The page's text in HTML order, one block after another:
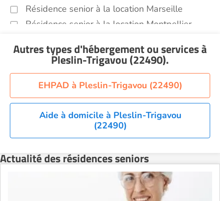
Résidence senior à la location Marseille
Résidence senior à la location Montpellier
Résidence senior à la location Nantes
Résidence senior à la location Nîmes
Résidence senior à la location Orléans
Résidence senior à la location Perpignan
Résidence senior à la location Reims
Résidence senior à la location Rennes
Résidence senior à la location Toulouse
Autres types d'hébergement ou servicesà
Pleslin-Trigavou (22490).
EHPAD à Pleslin-Trigavou (22490)
Aide à domicile à Pleslin-Trigavou
(22490)
Actualité des résidences seniors